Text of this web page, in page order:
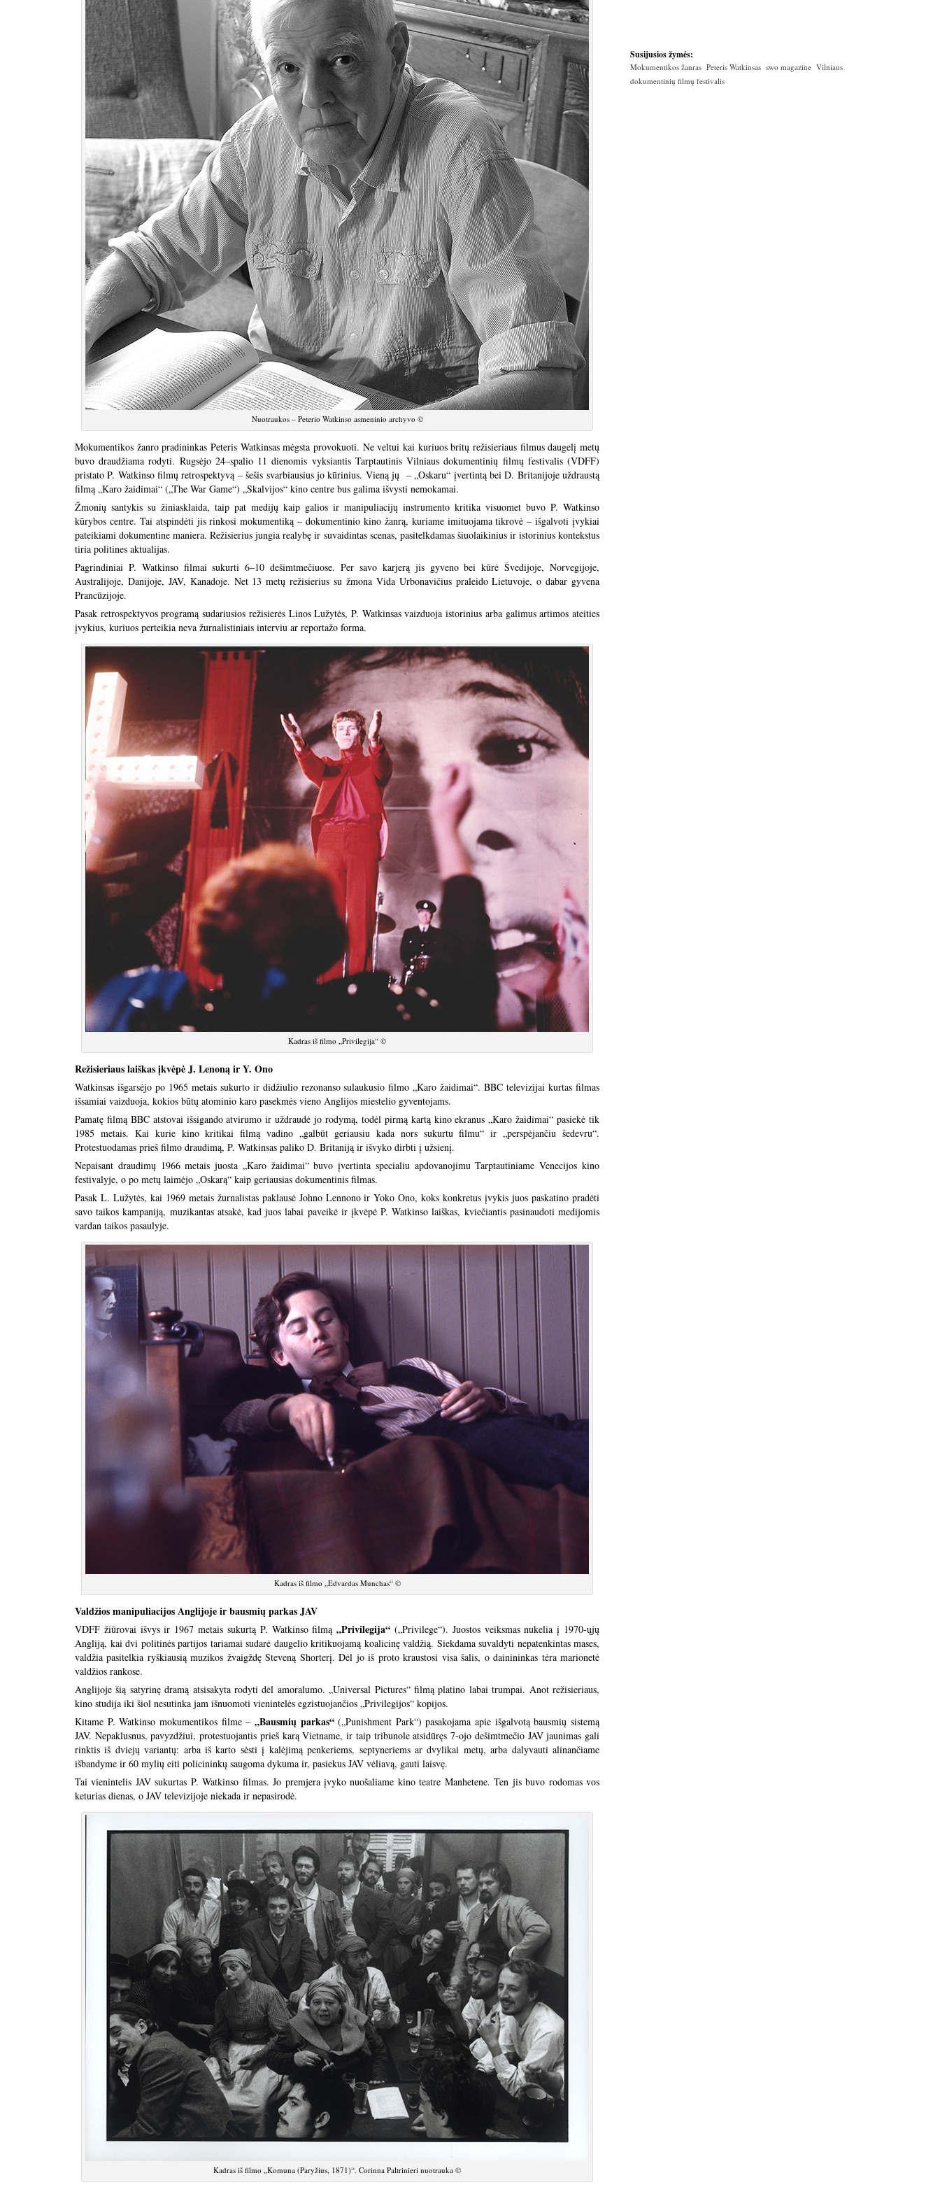
Nuotraukos – Peterio Watkinso asmeninio archyvo ©
Mokumentikos žanro pradininkas Peteris Watkinsas mėgsta provokuoti. Ne veltui kai kuriuos britų režisieriaus filmus daugelį metų
buvo draudžiama rodyti. Rugsėjo 24–spalio 11 dienomis vyksiantis Tarptautinis Vilniaus dokumentinių filmų festivalis (VDFF)
pristato P. Watkinso filmų retrospektyvą – šešis svarbiausius jo kūrinius. Vieną jų – „Oskaru“ įvertintą bei D. Britanijoje uždraustą
filmą „Karo žaidimai“ („The War Game“) „Skalvijos“ kino centre bus galima išvysti nemokamai.
Žmonių santykis su žiniasklaida, taip pat medijų kaip galios ir manipuliacijų instrumento kritika visuomet buvo P. Watkinso
kūrybos centre. Tai atspindėti jis rinkosi mokumentiką – dokumentinio kino žanrą, kuriame imituojama tikrovė – išgalvoti įvykiai
pateikiami dokumentine maniera. Režisierius jungia realybę ir suvaidintas scenas, pasitelkdamas šiuolaikinius ir istorinius kontekstus
tiria politines aktualijas.
Pagrindiniai P. Watkinso filmai sukurti 6–10 dešimtmečiuose. Per savo karjerą jis gyveno bei kūrė Švedijoje, Norvegijoje,
Australijoje, Danijoje, JAV, Kanadoje. Net 13 metų režisierius su žmona Vida Urbonavičius praleido Lietuvoje, o dabar gyvena
Prancūzijoje.
Pasak retrospektyvos programą sudariusios režisierės Linos Lužytės, P. Watkinsas vaizduoja istorinius arba galimus artimos ateities
įvykius, kuriuos perteikia neva žurnalistiniais interviu ar reportažo forma.
Kadras iš filmo „Privilegija“ ©
Režisieriaus laiškas įkvėpė J. Lenoną ir Y. Ono
Watkinsas išgarsėjo po 1965 metais sukurto ir didžiulio rezonanso sulaukusio filmo „Karo žaidimai“. BBC televizijai kurtas filmas
išsamiai vaizduoja, kokios būtų atominio karo pasekmės vieno Anglijos miestelio gyventojams.
Pamatę filmą BBC atstovai išsigando atvirumo ir uždraudė jo rodymą, todėl pirmą kartą kino ekranus „Karo žaidimai“ pasiekė tik
1985 metais. Kai kurie kino kritikai filmą vadino „galbūt geriausiu kada nors sukurtu filmu“ ir „perspėjančiu šedevru“.
Protestuodamas prieš filmo draudimą, P. Watkinsas paliko D. Britaniją ir išvyko dirbti į užsienį.
Nepaisant draudimų 1966 metais juosta „Karo žaidimai“ buvo įvertinta specialiu apdovanojimu Tarptautiniame Venecijos kino
festivalyje, o po metų laimėjo „Oskarą“ kaip geriausias dokumentinis filmas.
Pasak L. Lužytės, kai 1969 metais žurnalistas paklausė Johno Lennono ir Yoko Ono, koks konkretus įvykis juos paskatino pradėti
savo taikos kampaniją, muzikantas atsakė, kad juos labai paveikė ir įkvėpė P. Watkinso laiškas, kviečiantis pasinaudoti medijomis
vardan taikos pasaulyje.
Kadras iš filmo „Edvardas Munchas“ ©
Valdžios manipuliacijos Anglijoje ir bausmių parkas JAV
VDFF žiūrovai išvys ir 1967 metais sukurtą P. Watkinso filmą„Privilegija“ („Privilege“). Juostos veiksmas nukelia į 1970-ųjų
Angliją, kai dvi politinės partijos tariamai sudarė daugelio kritikuojamą koalicinę valdžią. Siekdama suvaldyti nepatenkintas mases,
valdžia pasitelkia ryškiausią muzikos žvaigždę Steveną Shorterį. Dėl jo iš proto kraustosi visa šalis, o dainininkas tėra marionetė
valdžios rankose.
Anglijoje šią satyrinę dramą atsisakyta rodyti dėl amoralumo. „Universal Pictures“ filmą platino labai trumpai. Anot režisieriaus,
kino studija iki šiol nesutinka jam išnuomoti vienintelės egzistuojančios „Privilegijos“ kopijos.
Kitame P. Watkinso mokumentikos filme – „Bausmių parkas“ („Punishment Park“) pasakojama apie išgalvotą bausmių sistemą
JAV. Nepaklusnus, pavyzdžiui, protestuojantis prieš karą Vietname, ir taip tribunole atsidūręs 7-ojo dešimtmečio JAV jaunimas gali
rinktis iš dviejų variantų: arba iš karto sėsti į kalėjimą penkeriems, septyneriems ar dvylikai metų, arba dalyvauti alinančiame
išbandyme ir 60 mylių eiti policininkų saugoma dykuma ir, pasiekus JAV vėliavą, gauti laisvę.
Tai vienintelis JAV sukurtas P. Watkinso filmas. Jo premjera įvyko nuošaliame kino teatre Manhetene. Ten jis buvo rodomas vos
keturias dienas, o JAV televizijoje niekada ir nepasirodė.
Kadras iš filmo „Komuna (Paryžius, 1871)“. Corinna Paltrinieri nuotrauka ©
Susijusios žymės:
Mokumentikos žanras Peteris Watkinsas swo magazine Vilniaus
dokumentinių filmų festivalis